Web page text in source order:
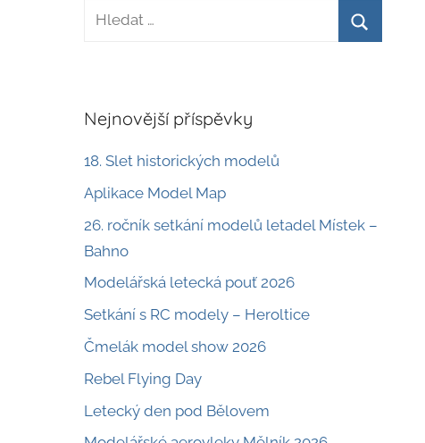
Hledat:
Nejnovější příspěvky
18. Slet historických modelů
Aplikace Model Map
26. ročník setkání modelů letadel Místek –
Bahno
Modelářská letecká pouť 2026
Setkání s RC modely – Heroltice
Čmelák model show 2026
Rebel Flying Day
Letecký den pod Bělovem